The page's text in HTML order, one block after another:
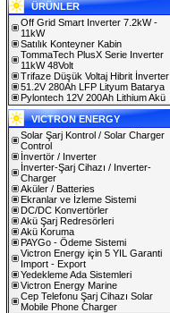
ÜRÜNLER
Off Grid Smart Inverter 7.2kW -
11kW
Satılık Konteyner Kabin
TommaTech PlusX Serie Inverter
11kW 48Volt
Trifaze Düşük Voltaj Hibrit İnverter
51.2V 280Ah LFP Lityum Batarya
Pylontech 12V 200Ah Lithium Akü
VICTRON ENERGY
Solar Şarj Kontrol / Solar Charger
Control
İnvertör / Inverter
İnverter-Şarj Cihazı / Inverter-
Charger
Aküler / Batteries
Ekranlar ve İzleme Sistemi
DC/DC Konvertörler
Akü Şarj Redresörleri
Akü Koruma
PAYGo - Ödeme Sistemi
Victron Energy için 5 YIL Garanti
Import - Export
Yedekleme Ada Sistemleri
Victron Energy Marine
Cep Telefonu Şarj Cihazı Solar
Mobile Phone Charger